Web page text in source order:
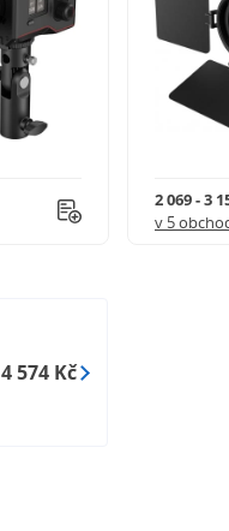
2 069 - 3
v 5
4 574 Kč